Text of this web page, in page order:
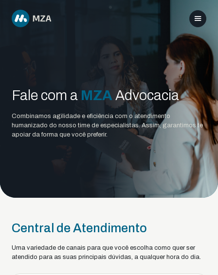
Fale com a MZA Advocacia
Combinamos agilidade e eficiência com o atendimento
humanizado do nosso time de especialistas. Assim, garantimos te
apoiar da forma que você preferir.
Central de Atendimento
Uma variedade de canais para que você escolha como quer ser
atendido para as suas principais dúvidas, a qualquer hora do dia.